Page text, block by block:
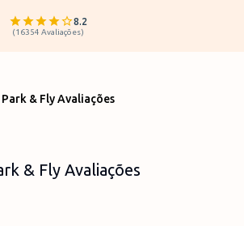
8.2
(16354 Avaliações)
Park & Fly Avaliações
& Fly Avaliações